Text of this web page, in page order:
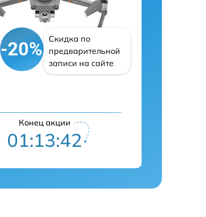
-20%
Скидка по
предварительной
записи на сайте
Конец акции
01:13:41